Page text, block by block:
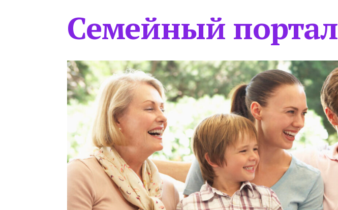
Семейный портал